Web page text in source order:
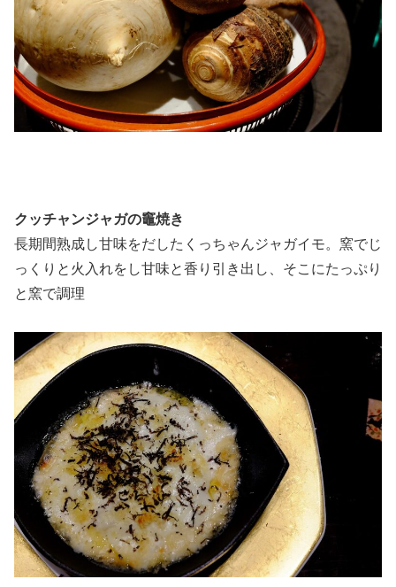
クッチャンジャガの竈焼き
長期間熟成し甘味をだしたくっちゃんジャガイモ。窯でじ
っくりと火入れをし甘味と香り引き出し、そこにたっぷり
と窯で調理